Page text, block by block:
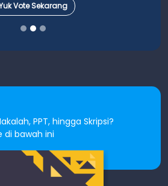
Vote Sekarang
PPT, hingga Skripsi?
di bawah ini